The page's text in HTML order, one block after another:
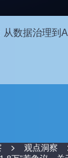
数据治理到
观点洞察